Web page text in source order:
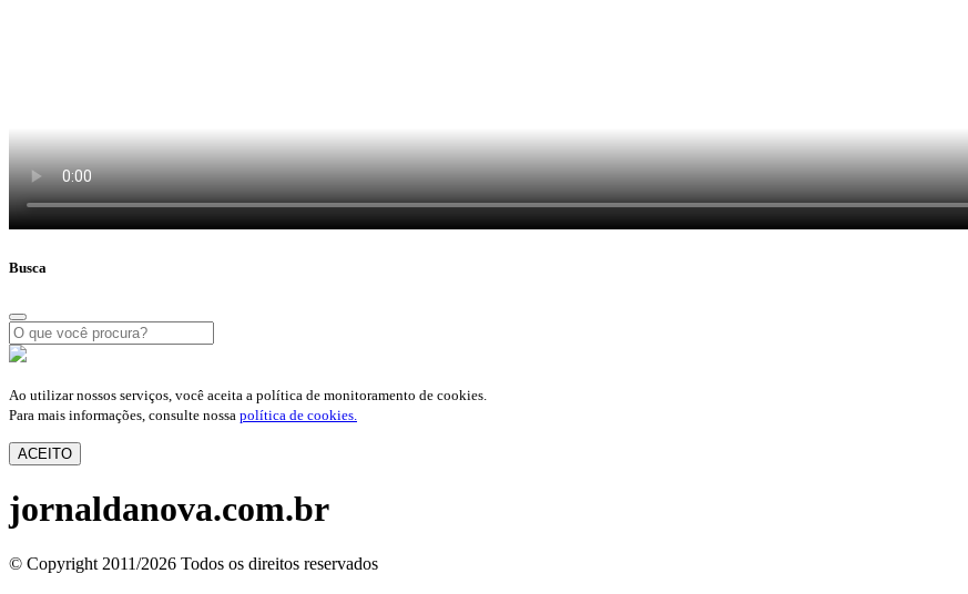
Busca
Ao utilizar nossos serviços, você aceita a política de monitoramento de cookies.
Para mais informações, consulte nossa política de cookies.
ACEITO
jornaldanova.com.br
© Copyright 2011/2026 Todos os direitos reservados